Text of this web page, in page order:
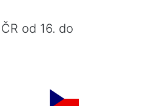
od 16. do